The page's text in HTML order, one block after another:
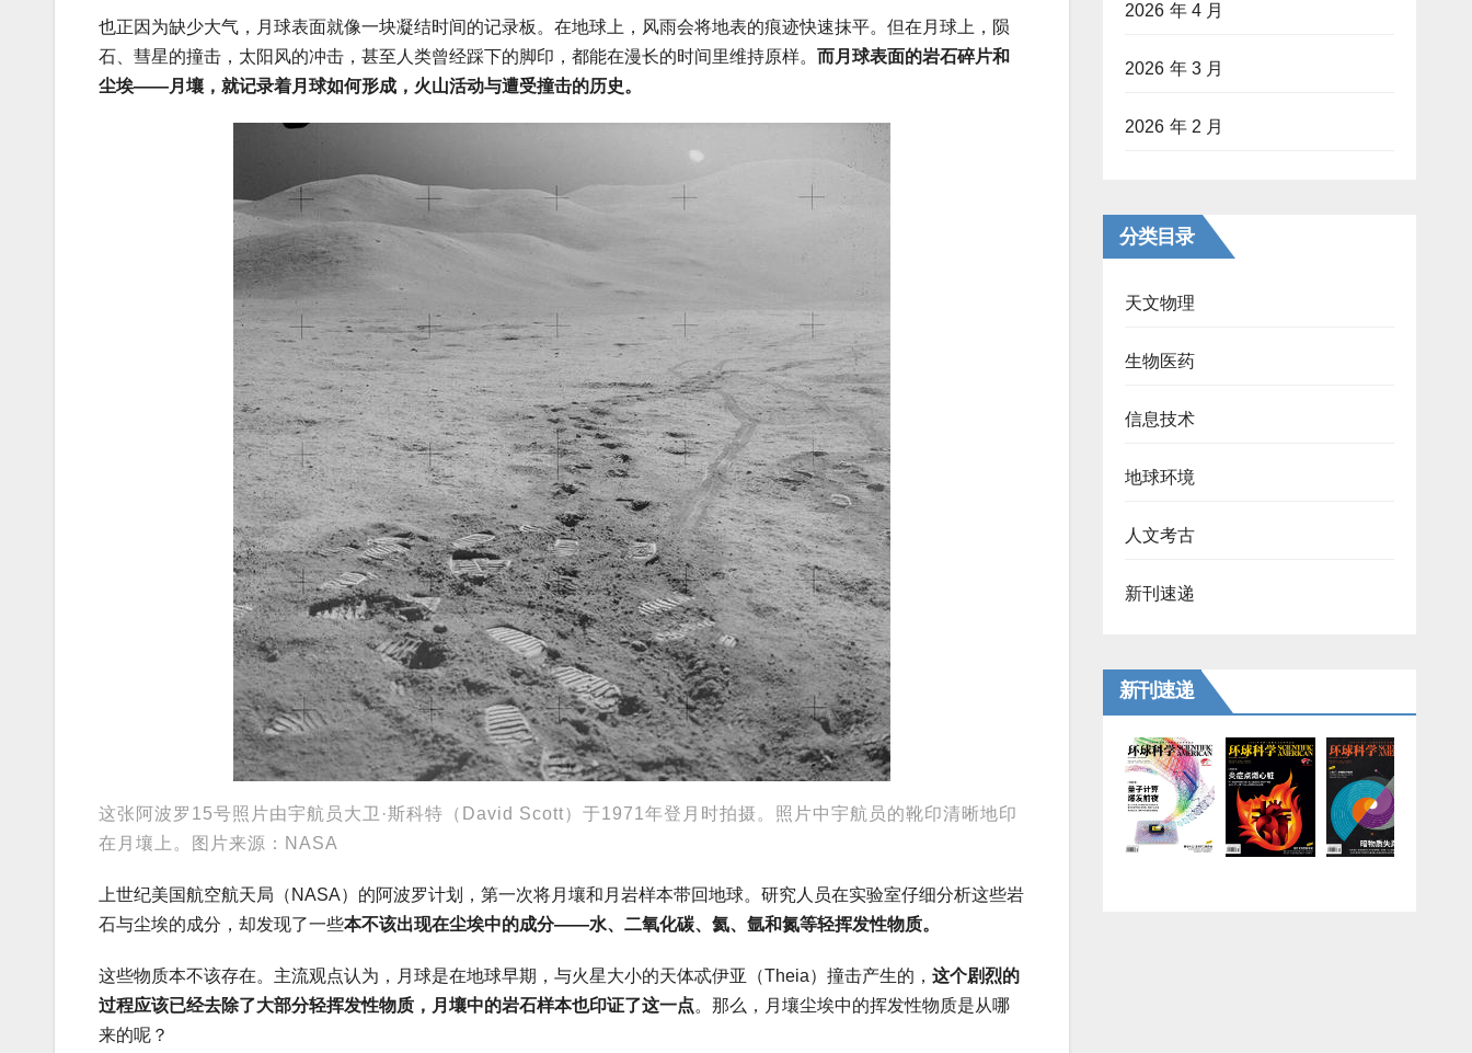
也正因为缺少大气，月球表面就像一块凝结时间的记录板。在地球上，风雨会将地表的痕迹快速抹平。但在月球上，陨
石、彗星的撞击，太阳风的冲击，甚至人类曾经踩下的脚印，都能在漫长的时间里维持原样。 而月球表面的岩石碎片和
尘埃——月壤，就记录着月球如何形成，火山活动与遭受撞击的历史。
这张阿波罗15号照片由宇航员大卫·斯科特（David Scott）于1971年登月时拍摄。照片中宇航员的靴印清晰地印
在月壤上。图片来源：NASA
上世纪美国航空航天局（NASA）的阿波罗计划，第一次将月壤和月岩样本带回地球。研究人员在实验室仔细分析这些岩
石与尘埃的成分，却发现了一些本不该出现在尘埃中的成分——水、二氧化碳、氦、氩和氮等轻挥发性物质。
这些物质本不该存在。主流观点认为，月球是在地球早期，与火星大小的天体忒伊亚（Theia）撞击产生的， 这个剧烈的
过程应该已经去除了大部分轻挥发性物质，月壤中的岩石样本也印证了这一点。那么，月壤尘埃中的挥发性物质是从哪
来的呢？
2026 年 4 月
2026 年 3 月
2026 年 2 月
分类目录
天文物理
生物医药
信息技术
地球环境
人文考古
新刊速递
新刊速递